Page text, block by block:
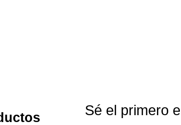
Sé el primero